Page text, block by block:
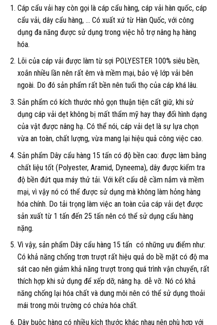
Cáp cẩu vải hay còn gọi là cáp cẩu hàng, cáp vải hàn quốc, cáp
cẩu vải, dây cẩu hàng, … Có xuất xứ từ Hàn Quốc, với công
dụng đa năng được sử dụng trong việc hỗ trợ nâng hạ hàng
hóa.
Lõi của cáp vải được làm từ sợi POLYESTER 100% siêu bền,
xoắn nhiều lần nên rất êm và mềm mại, bảo vệ lớp vải bên
ngoài. Do đó sản phẩm rất bền nên tuổi thọ của cáp khá lâu.
Sản phẩm có kích thước nhỏ gọn thuận tiện cất giữ, khi sử
dụng cáp vải dẹt không bị mất thẩm mỹ hay thay đổi hình dạng
của vật được nâng hạ. Có thể nói, cáp vải dẹt là sự lựa chọn
vừa an toàn, chất lượng, vừa mang lại hiệu quả công việc cao.
Sản phẩm Dây cẩu hàng 15 tấn có độ bền cao: được làm bằng
chất liệu tốt (Polyester, Aramid, Dyneema), dây được kiểm tra
độ bền đứt qua máy thử tải. Với kết cấu dễ cầm nắm và mềm
mại, vì vậy nó có thể được sử dụng mà không làm hỏng hàng
hóa chính. Do tải trọng làm việc an toàn của cáp vải dẹt được
sản xuất từ ​​1 tấn đến 25 tấn nên có thể sử dụng cẩu hàng
nặng.
Vì vậy, sản phẩm Dây cẩu hàng 15 tấn có những ưu điểm như:
Có khả năng chống trơn trượt rất hiệu quả do bề mặt có độ ma
sát cao nên giảm khả năng trượt trong quá trình vận chuyển, rất
thích hợp khi sử dụng để xếp dỡ, nâng hạ. dễ vỡ. Nó có khả
năng chống lại hóa chất và dung môi nên có thể sử dụng thoải
mái trong môi trường có chứa hóa chất.
Dây buộc hàng có nhiều kích thước khác nhau nên phù hợp với